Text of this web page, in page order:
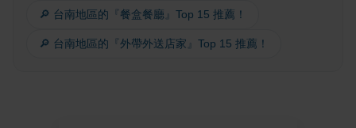
🔎 台南地區的『餐盒餐廳』Top 15 推薦！
🔎 台南地區的『外帶外送店家』Top 15 推薦！